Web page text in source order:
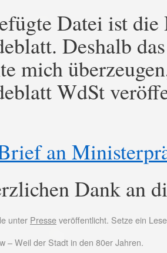
Datei ist
Deshalb
mich
WdSt
an
Dank an
unter Presseveröffentlicht. Setze ein
– Weil der Stadt in den 80er Jahren.